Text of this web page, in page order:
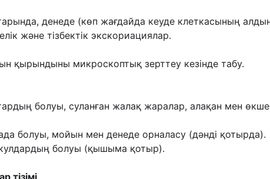
денеде (көп жағдайда кеуде клеткасының
жəне тізбектік экскориациялар.
қырындыны микроскоптық зерттеу кезінде табу.
болуы, суланған жалақ жаралар, алақан мен
болуы, мойын мен денеде орналасу (дəнді қотырда).
болуы (қышыма қотыр).